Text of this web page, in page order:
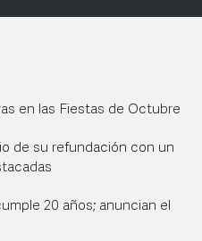
en las Fiestas de Octubre
de su refundación con un
20 años; anuncian el